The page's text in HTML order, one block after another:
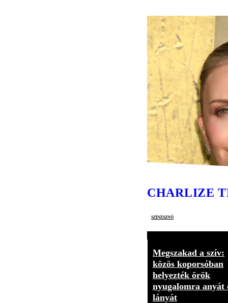
CHARLIZE
színésznő
Megszakad a szív:
közös koporsóban
helyezték örök
nyugalomra anyát
lányát